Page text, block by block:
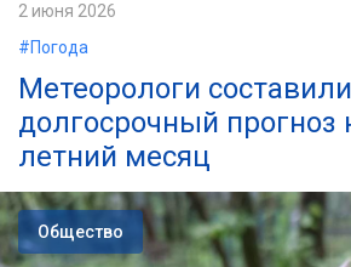
2 июня 2026
#Погода
Метеорологи составили
долгосрочный прогноз
летний месяц
Общество